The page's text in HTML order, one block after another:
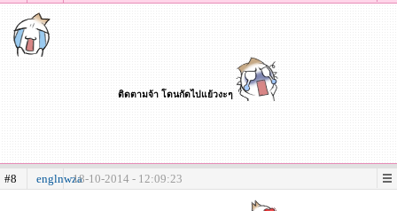
ติดตามจ้า โดนกัดไปแย้วงะๆ
#8 englnwza18-10-2014 - 12:09:23